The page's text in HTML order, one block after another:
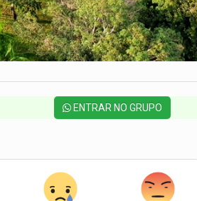
ENTRAR NO GRUPO